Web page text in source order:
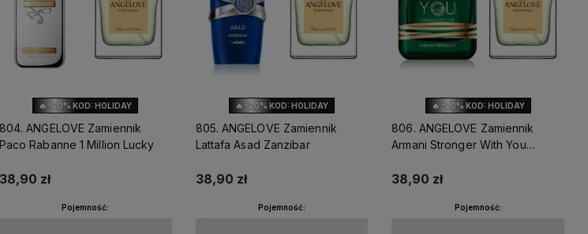
🔥 -20% KOD: HOLIDAY
804. ANGELOVE Zamiennik
Paco Rabanne 1 Million Lucky
38,90 zł
Pojemność:
🔥 -20% KOD: HOLIDAY
805. ANGELOVE Zamiennik
Lattafa Asad Zanzibar
38,90 zł
Pojemność:
🔥 -20% KOD: HOLIDAY
806. ANGELOVE Zamiennik
Armani Stronger With You
38,90 zł
Pojemność: